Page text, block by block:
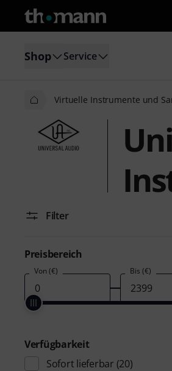
Shop Service
Virtuelle Instrumente und
Filter
Preisbereich
Von (€) Bis (€)
Verfügbarkeit
Sofort lieferbar (20)